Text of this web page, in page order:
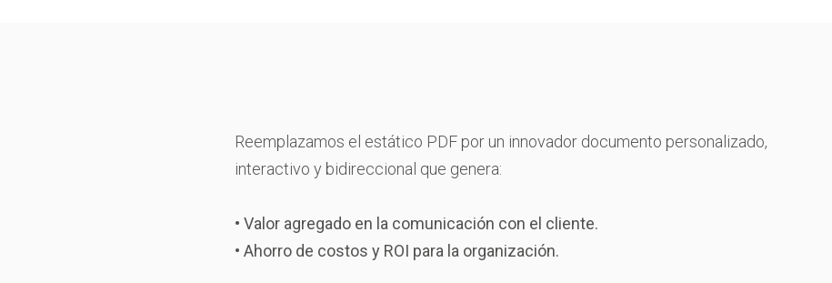
Reemplazamos el estático PDF por un innovador documento personalizado,
interactivo y bidireccional que genera:
• Valor agregado en la comunicación con el cliente.
• Ahorro de costos y ROI para la organización.